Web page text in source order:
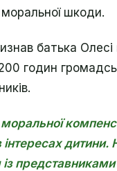
шкоди.
батька Олесі
годин
із